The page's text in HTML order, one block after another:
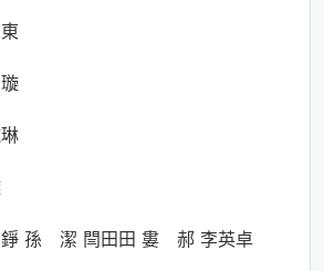
孫 潔 閆田田 婁 郝 李英卓